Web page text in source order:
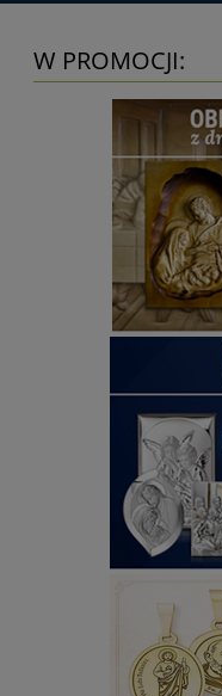
W PROMOCJI: